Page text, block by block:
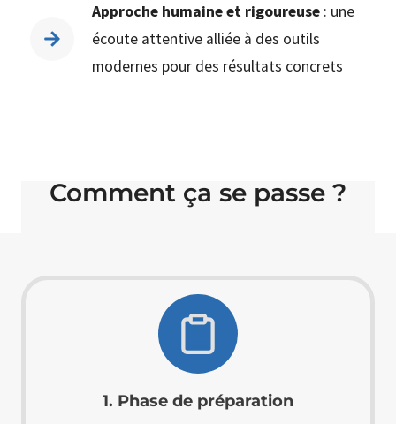
Approche humaine et rigoureuse : une
écoute attentive alliée à des outils
modernes pour des résultats concrets
Comment ça se passe ?
1. Phase de préparation